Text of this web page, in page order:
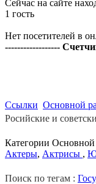
Сейчас на сайте
1 гость
Нет посетителей в
------------------
Ссылки Основной
Росийские и
Категории Основной
Актеры, Актрисы ,
Поиск по тегам :